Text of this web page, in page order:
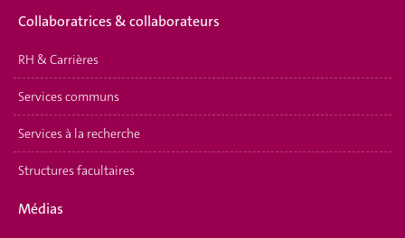
Collaboratrices & collaborateurs
RH & Carrières
Services communs
Services à la recherche
Structures facultaires
Médias